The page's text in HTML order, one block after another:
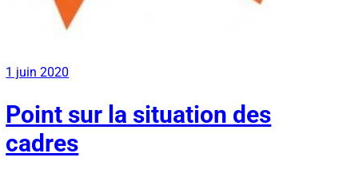
1 juin 2020
Point sur la situation des
cadres